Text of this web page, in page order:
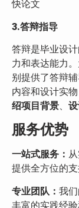
3.答辩指导
答辩是毕业设
力和表达能力
别提供了答辩
内容和设计实
绍项目背景、
服务优势
一站式服务：
提供全方位的支
专业团队： 我
丰富的实践经验